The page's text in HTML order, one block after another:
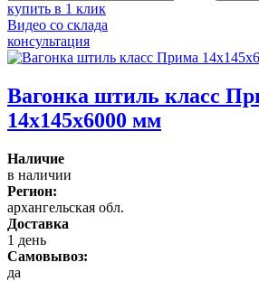
купить в 1 клик
Видео со склада
консультация
Вагонка штиль класс
14x145x6000 мм
Наличие
в наличии
Регион:
архангельская обл.
Доставка
1 день
Самовывоз:
да